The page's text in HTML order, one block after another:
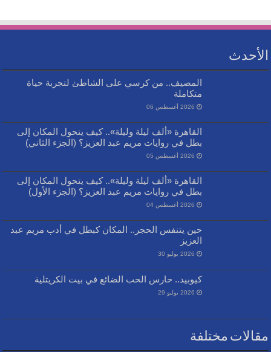
الأحدث
المصيف.. من كرسي على الشاطئ لتجربة حياة
متكاملة
2026 أغسطس 06
القاهرة «ألف ليلة وليلة».. كيف يتحول المكان إلى
بطل في روايات مريم عبد العزيز؟ (الجزء الثاني)
2026 أغسطس 05
القاهرة «ألف ليلة وليلة».. كيف يتحول المكان إلى
بطل في روايات مريم عبد العزيز؟ (الجزء الأول)
2026 أغسطس 04
حين يتنفس الحجر.. المكان كبطل في أدب مريم عبد
العزيز
2026 يوليو 30
كيوبيد.. حارس الحب الضائع في بيت الكريتلية
2026 يوليو 29
مقالات مختلفة